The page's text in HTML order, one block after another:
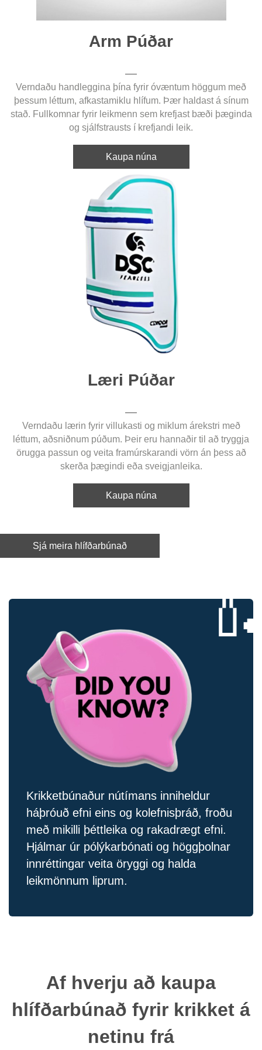
Arm Púðar
Verndaðu handleggina þína fyrir óvæntum höggum með
þessum léttum, afkastamiklu hlífum. Þær haldast á sínum
stað. Fullkomnar fyrir leikmenn sem krefjast bæði þæginda
og sjálfstrausts í krefjandi leik.
Kaupa núna
Læri Púðar
Verndaðu lærin fyrir villukasti og miklum árekstri með
léttum, aðsniðnum púðum. Þeir eru hannaðir til að tryggja
örugga passun og veita framúrskarandi vörn án þess að
skerða þægindi eða sveigjanleika.
Kaupa núna
Sjá meira hlífðarbúnað
Krikketbúnaður nútímans inniheldur
háþróuð efni eins og kolefnisþráð, froðu
með mikilli þéttleika og rakadrægt efni.
Hjálmar úr pólýkarbónati og höggþolnar
innréttingar veita öryggi og halda
leikmönnum liprum.
Af hverju að kaupa
hlífðarbúnað fyrir krikket á
netinu frá